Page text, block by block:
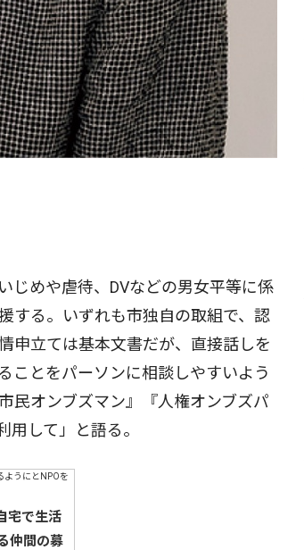
じめや虐待、DVなどの男女平等に係
する。いずれも市独自の取組で、認
申立ては基本文書だが、直接話しを
ことをパーソンに相談しやすいよう
民オンブズマン』『人権オンブズパ
して」と語る。
宅で生活
仲間の募